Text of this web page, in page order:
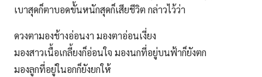
เบาสุดก็ตาบอดขั้นหนักสุดก็เสียชีวิต กล่าวไว้ว่า
ดวงตามองช้างอ่อนงา มองตาอ่อนเงี่ยง
มองสาวเนื้อเกลี้ยงก็อ่อนใจ มองนกที่อยู่บนฟ้าก็ยังตก
มองลูกที่อยู่ในอกก็ยังยกให้